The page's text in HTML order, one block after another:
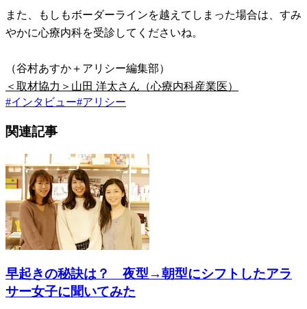
また、もしもボーダーラインを越えてしまった場合は、すみ
やかに心療内科を受診してくださいね。
（谷村あすか＋アリシー編集部）
＜取材協力＞山田 洋太さん（心療内科産業医）
#インタビュー#アリシー
関連記事
早起きの秘訣は？ 夜型→朝型にシフトしたアラ
サー女子に聞いてみた